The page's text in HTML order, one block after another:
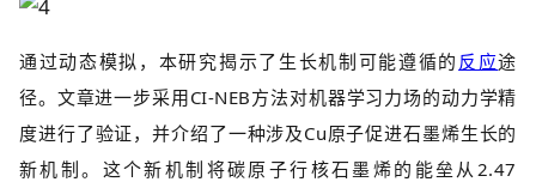
通过动态模拟，本研究揭示了生长机制可能遵循的 反应途
径。文章进一步采用CI-NEB方法对机器学习力场的动力学精
度进行了验证，并介绍了一种涉及Cu原子促进石墨烯生长的
新机制。这个新机制将碳原子行核石墨烯的能垒从2.47